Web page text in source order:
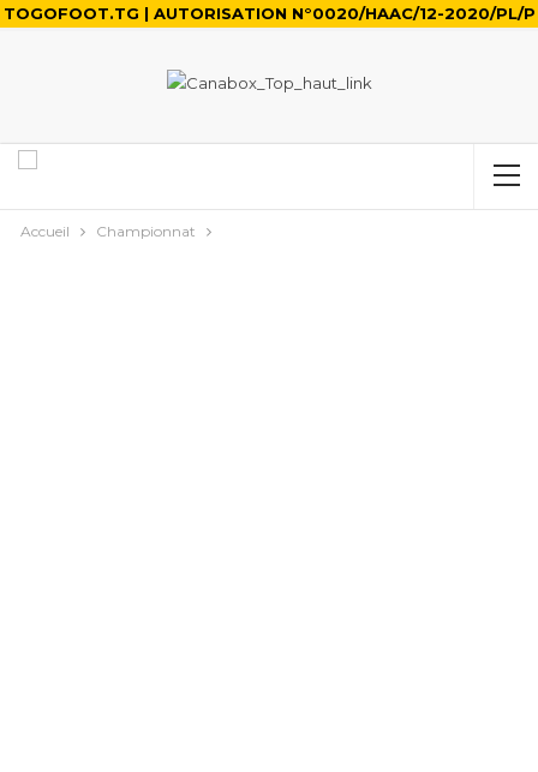
TOGOFOOT.TG | AUTORISATION N°0020/HAAC/12-2020/PL/P
Accueil Championnat